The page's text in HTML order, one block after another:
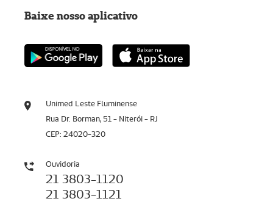
Unimed Leste Fluminense
Rua Dr. Borman, 51 - Niterói - RJ
CEP: 24020-320
Ouvidoria
21 3803-1120
21 3803-1121
Baixe nosso aplicativo